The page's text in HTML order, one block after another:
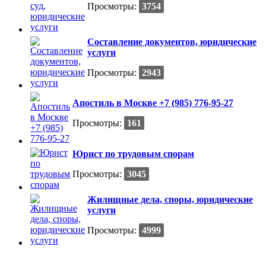
Просмотры: 3754
Составление документов, юридические
услуги
Просмотры: 2943
Апостиль в Москве +7 (985) 776-95-27
Просмотры:
161
Юрист по трудовым спорам
Просмотры: 3045
Жилищные дела, споры, юридические
услуги
Просмотры: 4999